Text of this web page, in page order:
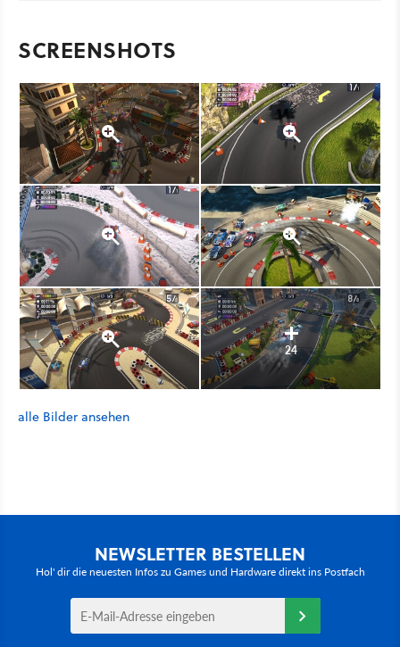
SCREENSHOTS
24
alle Bilder ansehen
NEWSLETTER BESTELLEN
Hol' dir die neuesten Infos zu Games und Hardware direkt ins Postfach